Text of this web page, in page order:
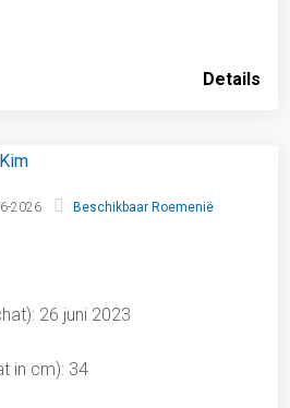
Details
2026 Beschikbaar Roemenië
26 juni 2023
in cm): 34